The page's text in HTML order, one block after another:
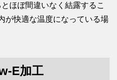
ほぼ間違いなく結露するこ
が快適な温度になっている場
E加工